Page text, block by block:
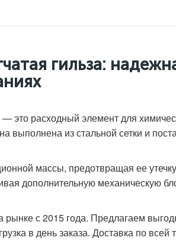
гильза:
— это расходный элемент для
выполнена из стальной сетки и
массы, предотвращая ее
дополнительную механическую
рынке с 2015 года. Предлагаем
в день заказа. Доставка по